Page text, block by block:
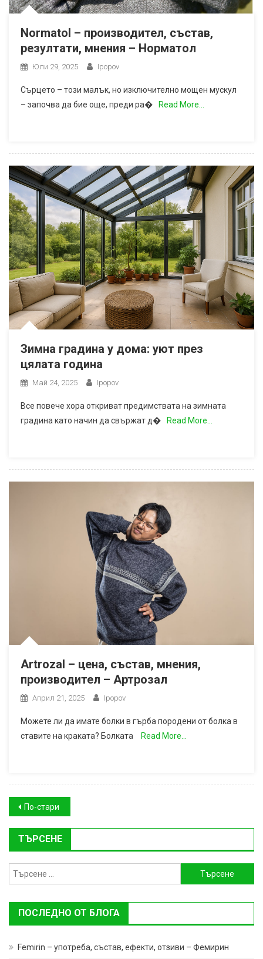
Normatol – производител, състав,
резултати, мнения – Норматол
Юли 29, 2025 Ipopov
Сърцето – този малък, но изключително мощен мускул
– започва да бие още, преди ра�
Read More…
Зимна градина у дома: уют през
цялата година
Май 24, 2025 Ipopov
Все повече хора откриват предимствата на зимната
градина като начин да свържат д�
Read More…
Artrozal – цена, състав, мнения,
производител – Артрозал
Април 21, 2025 Ipopov
Можете ли да имате болки в гърба породени от болка в
ставите на краката? Болката
Read More…
Навигация
По-стари
ТЪРСЕНЕ
Търсене
за:
ПОСЛЕДНО ОТ БЛОГА
Femirin – употреба, състав, ефекти, отзиви – Фемирин